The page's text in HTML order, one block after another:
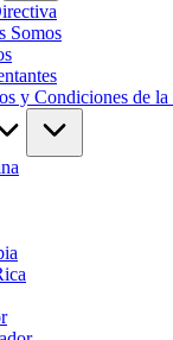
Somos
y Condiciones de la